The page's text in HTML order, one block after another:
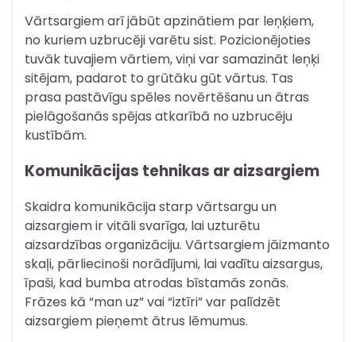
Vārtsargiem arī jābūt apzinātiem par leņķiem,
no kuriem uzbrucēji varētu sist. Pozicionējoties
tuvāk tuvajiem vārtiem, viņi var samazināt leņķi
sitējam, padarot to grūtāku gūt vārtus. Tas
prasa pastāvīgu spēles novērtēšanu un ātras
pielāgošanās spējas atkarībā no uzbrucēju
kustībām.
Komunikācijas tehnikas ar aizsargiem
Skaidra komunikācija starp vārtsargu un
aizsargiem ir vitāli svarīga, lai uzturētu
aizsardzības organizāciju. Vārtsargiem jāizmanto
skaļi, pārliecinoši norādījumi, lai vadītu aizsargus,
īpaši, kad bumba atrodas bīstamās zonās.
Frāzes kā “man uz” vai “iztīri” var palīdzēt
aizsargiem pieņemt ātrus lēmumus.